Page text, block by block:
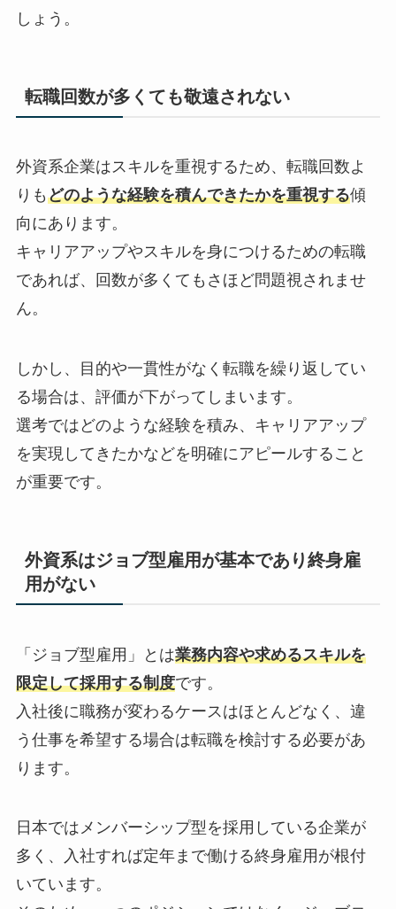
しょう。
転職回数が多くても敬遠されない
外資系企業はスキルを重視するため、転職回数よ
りもどのような経験を積んできたかを重視する傾
向にあります。
キャリアアップやスキルを身につけるための転職
であれば、回数が多くてもさほど問題視されませ
ん。
しかし、目的や一貫性がなく転職を繰り返してい
る場合は、評価が下がってしまいます。
選考ではどのような経験を積み、キャリアアップ
を実現してきたかなどを明確にアピールすること
が重要です。
外資系はジョブ型雇用が基本であり終身雇
用がない
「ジョブ型雇用」とは業務内容や求めるスキルを
限定して採用する制度です。
入社後に職務が変わるケースはほとんどなく、違
う仕事を希望する場合は転職を検討する必要があ
ります。
日本ではメンバーシップ型を採用している企業が
多く、入社すれば定年まで働ける終身雇用が根付
いています。